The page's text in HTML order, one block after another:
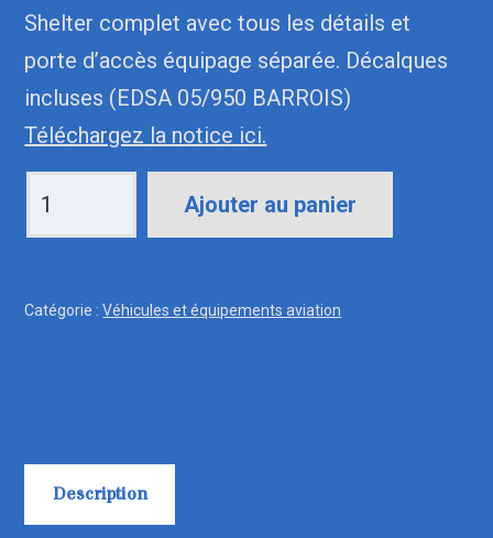
Shelter complet avec tous les détails et
porte d’accès équipage séparée. Décalques
incluses (EDSA 05/950 BARROIS)
Téléchargez la notice ici.
NG
Ajouter au panier
Catégorie :Véhicules et équipements aviation
Description